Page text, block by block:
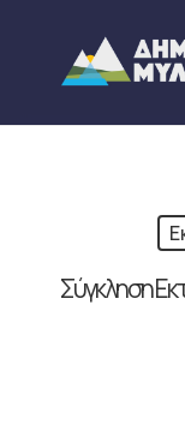
content
Σύγκληση